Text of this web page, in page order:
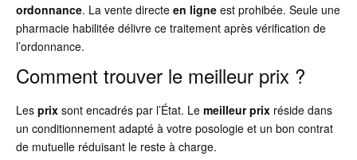
ordonnance. La vente directe en ligne est prohibée. Seule une
pharmacie habilitée délivre ce traitement après vérification de
l’ordonnance.
Comment trouver le meilleur prix ?
Les prix sont encadrés par l’État. Le meilleur prix réside dans
un conditionnement adapté à votre posologie et un bon contrat
de mutuelle réduisant le reste à charge.